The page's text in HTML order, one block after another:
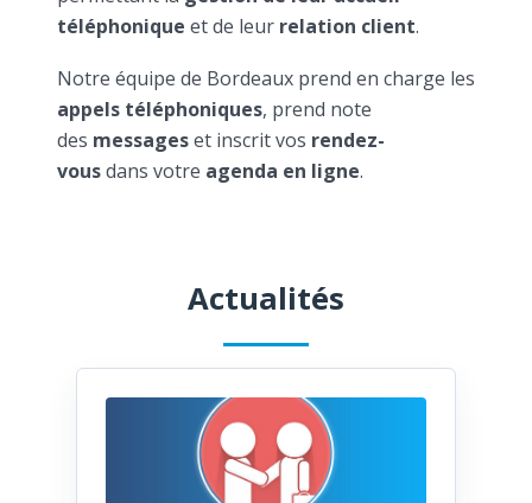
téléphonique et de leur relation client.
Notre équipe de Bordeaux prend en charge les
appels téléphoniques, prend note
des messageset inscrit vos rendez-
vousdans votre agenda en ligne.
Actualités